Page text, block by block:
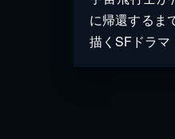
に帰還するま
描くSFドラマ